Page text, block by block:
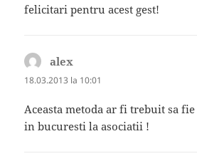
felicitari pentru acest gest!
alex
18.03.2013 la 10:01
Aceasta metoda ar fi trebuit sa
in bucuresti la asociatii !